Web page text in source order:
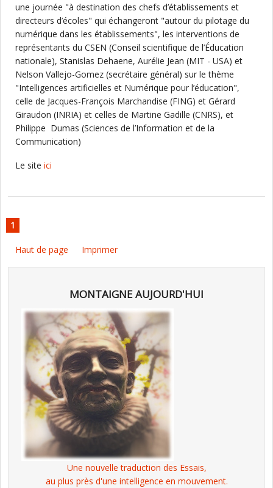
une journée "à destination des chefs d’établissements et
directeurs d’écoles" qui échangeront "autour du pilotage du
numérique dans les établissements", les interventions de
représentants du CSEN (Conseil scientifique de l’Éducation
nationale), Stanislas Dehaene, Aurélie Jean (MIT - USA) et
Nelson Vallejo-Gomez (secrétaire général) sur le thème
"Intelligences artificielles et Numérique pour l’éducation",
celle de Jacques-François Marchandise (FING) et Gérard
Giraudon (INRIA) et celles de Martine Gadille (CNRS), et
Philippe Dumas (Sciences de l’Information et de la
Communication)
Le site ici
1
Haut de page Imprimer
MONTAIGNE AUJOURD'HUI
Une nouvelle traduction des Essais,
au plus près d'une intelligence en mouvement.